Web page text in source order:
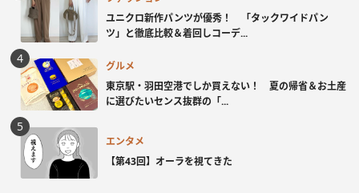
ユニクロ新作パンツが優秀！ 「タックワイドパン
ツ」と徹底比較＆着回しコーデ...
グルメ
東京駅・羽田空港でしか買えない！ 夏の帰省＆お土産
に選びたいセンス抜群の「...
エンタメ
【第43回】オーラを視てきた